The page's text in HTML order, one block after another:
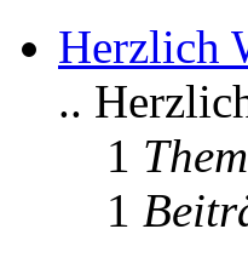
Herzlich
..
1
1